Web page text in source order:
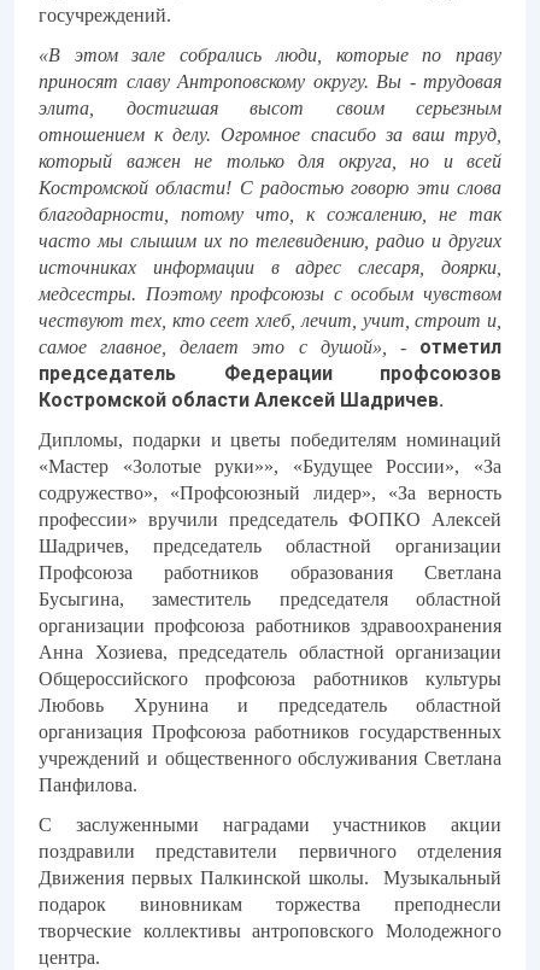
госучреждений.
«В этом зале собрались люди, которые по праву
приносят славу Антроповскому округу. Вы - трудовая
элита, достигшая высот своим серьезным
отношением к делу. Огромное спасибо за ваш труд,
который важен не только для округа, но и всей
Костромской области! С радостью говорю эти слова
благодарности, потому что, к сожалению, не так
часто мы слышим их по телевидению, радио и других
источниках информации в адрес слесаря, доярки,
медсестры. Поэтому профсоюзы с особым чувством
чествуют тех, кто сеет хлеб, лечит, учит, строит и,
самое главное, делает это с душой», - отметил
председатель Федерации профсоюзов
Костромской области Алексей Шадричев.
Дипломы, подарки и цветы победителям номинаций
«Мастер «Золотые руки»», «Будущее России», «За
содружество», «Профсоюзный лидер», «За верность
профессии» вручили председатель ФОПКО Алексей
Шадричев, председатель областной организации
Профсоюза работников образования Светлана
Бусыгина, заместитель председателя областной
организации профсоюза работников здравоохранения
Анна Хозиева, председатель областной организации
Общероссийского профсоюза работников культуры
Любовь Хрунина и председатель областной
организация Профсоюза работников государственных
учреждений и общественного обслуживания Светлана
Панфилова.
С заслуженными наградами участников акции
поздравили представители первичного отделения
Движения первых Палкинской школы. Музыкальный
подарок виновникам торжества преподнесли
творческие коллективы антроповского Молодежного
центра.